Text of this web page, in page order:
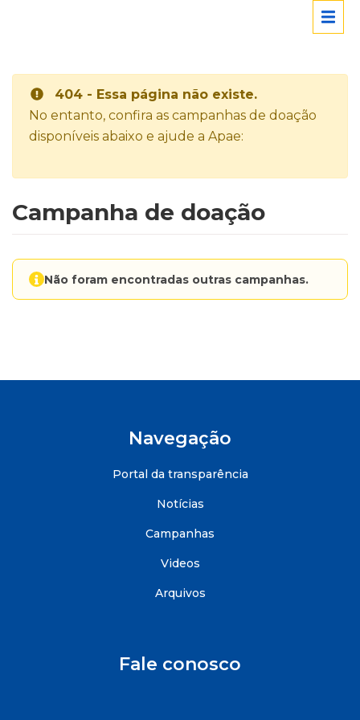
404 - Essa página não existe.
No entanto, confira as campanhas de doação
disponíveis abaixo e ajude a Apae:
Campanha de doação
Não foram encontradas outras campanhas.
Navegação
Portal da transparência
Notícias
Campanhas
Videos
Arquivos
Fale conosco